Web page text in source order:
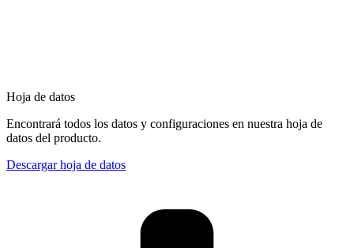
Hoja de datos
Encontrará todos los datos y configuraciones en nuestra hoja de
datos del producto.
Descargar hoja de datos